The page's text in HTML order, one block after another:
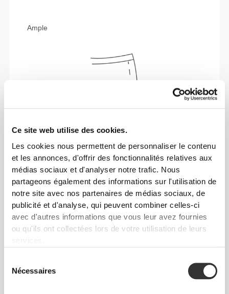
Ce site web utilise des cookies.
Les cookies nous permettent de personnaliser le contenu
et les annonces, d'offrir des fonctionnalités relatives aux
médias sociaux et d'analyser notre trafic. Nous
partageons également des informations sur l'utilisation de
notre site avec nos partenaires de médias sociaux, de
publicité et d'analyse, qui peuvent combiner celles-ci
avec d'autres informations que vous leur avez fournies
ou qu'ils ont collectées lors de votre utilisation de leurs
Nécessaires
Ample
Liberté totale de mouvement. Une coupe
confortable et décontractée pour un look casual.
TAILLE RECOMMANDÉE EN FONCTION DE
ENTRE-
JAMBE